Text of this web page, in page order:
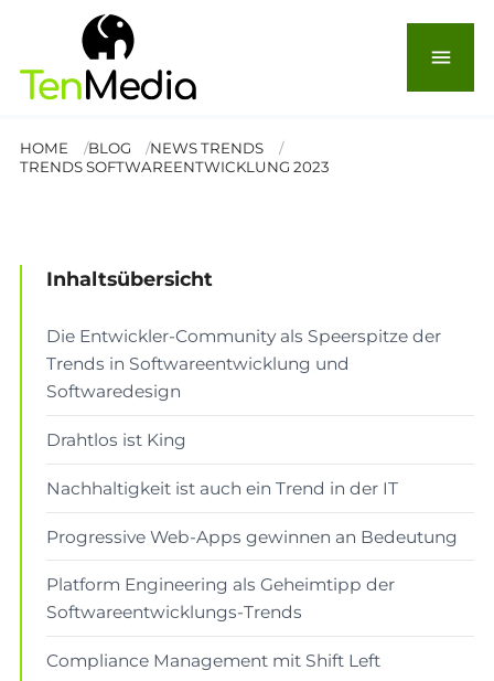
menu
HOME BLOG
NEWS TRENDS
TRENDS SOFTWAREENTWICKLUNG 2023
Softwareentwicklung: 8
brandheiße Trends in 2023
Inhaltsübersicht
Die Entwickler-Community als Speerspitze der
Trends in Softwareentwicklung und
Softwaredesign
Drahtlos ist King
Nachhaltigkeit ist auch ein Trend in der IT
Progressive Web-Apps gewinnen an Bedeutung
Platform Engineering als Geheimtipp der
Softwareentwicklungs-Trends
Compliance Management mit Shift Left